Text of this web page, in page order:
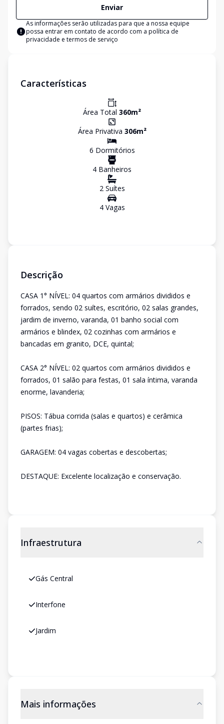
Enviar
As informações serão utilizadas para que a nossa equipe
possa entrar em contato de acordo com a política de
privacidade e termos de serviço
Características
Área Total 360m²
Área Privativa 306m²
6 Dormitórios
4 Banheiros
2Suítes
4Vagas
Descrição
CASA 1° NÍVEL: 04 quartos com armários divididos e
forrados, sendo 02 suítes, escritório, 02 salas grandes,
jardim de inverno, varanda, 01 banho social com
armários e blindex, 02 cozinhas com armários e
bancadas em granito, DCE, quintal;
CASA 2° NÍVEL: 02 quartos com armários divididos e
forrados, 01 salão para festas, 01 sala íntima, varanda
enorme, lavanderia;
PISOS: Tábua corrida (salas e quartos) e cerâmica
(partes frias);
GARAGEM: 04 vagas cobertas e descobertas;
DESTAQUE: Excelente localização e conservação.
Infraestrutura
Gás Central
Interfone
Jardim
Mais informações